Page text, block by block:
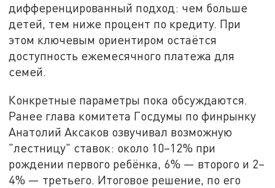
дифференцированный подход: чем больше
детей, тем ниже процент по кредиту. При
этом ключевым ориентиром остаётся
доступность ежемесячного платежа для
семей.
Конкретные параметры пока обсуждаются.
Ранее глава комитета Госдумы по финрынку
Анатолий Аксаков озвучивал возможную
"лестницу" ставок: около 10–12% при
рождении первого ребёнка, 6% — второго и 2–
4% — третьего. Итоговое решение, по его